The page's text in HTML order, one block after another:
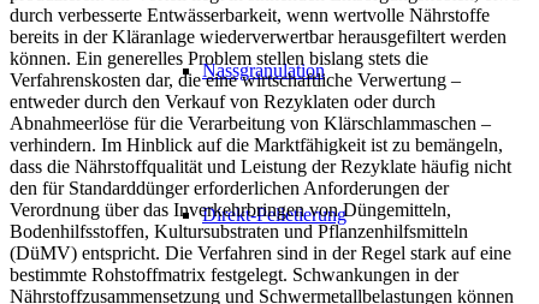
Nassgranulation
Direkt-Pelletierung
durch verbesserte Entwässerbarkeit, wenn wertvolle Nährstoffe
bereits in der Kläranlage wiederverwertbar herausgefiltert werden
können. Ein generelles Problem stellen bislang stets die
Verfahrenskosten dar, die eine wirtschaftliche Verwertung –
entweder durch den Verkauf von Rezyklaten oder durch
Abnahmeerlöse für die Verarbeitung von Klärschlammaschen –
verhindern. Im Hinblick auf die Marktfähigkeit ist zu bemängeln,
dass die Nährstoffqualität und Leistung der Rezyklate häufig nicht
den für Standarddünger erforderlichen Anforderungen der
Verordnung über das Inverkehrbringen von Düngemitteln,
Bodenhilfsstoffen, Kultursubstraten und Pflanzenhilfsmitteln
(DüMV) entspricht. Die Verfahren sind in der Regel stark auf eine
bestimmte Rohstoffmatrix festgelegt. Schwankungen in der
Nährstoffzusammensetzung und Schwermetallbelastungen können